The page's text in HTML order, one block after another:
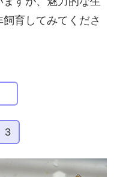
育してみてくださ
3